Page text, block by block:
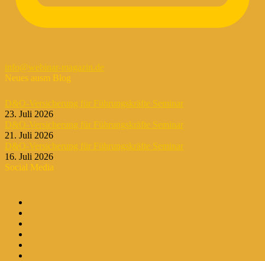
info@webinar-magazin.de
Neues ausm Blog
D&O-Versicherung für Führungskräfte Seminar
23. Juli 2026
D&O-Versicherung für Führungskräfte Seminar
21. Juli 2026
D&O-Versicherung für Führungskräfte Seminar
16. Juli 2026
Social Media